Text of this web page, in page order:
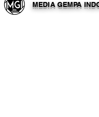
MEDIA GEMPA